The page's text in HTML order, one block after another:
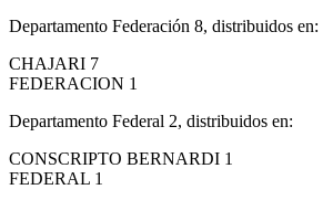
Departamento Federación 8, distribuidos en:
CHAJARI 7
FEDERACION 1
Departamento Federal 2, distribuidos en:
CONSCRIPTO BERNARDI 1
FEDERAL 1